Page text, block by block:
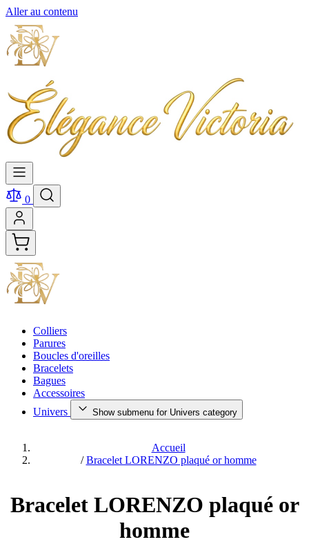
Aller au contenu
0
Colliers
Parures
Boucles d'oreilles
Bracelets
Bagues
Accessoires
Univers
Show submenu for Univers category
Accueil
/ Bracelet LORENZO plaqué or homme
Bracelet LORENZO plaqué or
homme